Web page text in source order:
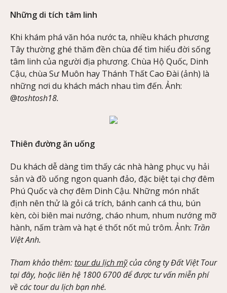
Những di tích tâm linh
Khi khám phá văn hóa nước ta, nhiều khách phương
Tây thường ghé thăm đền chùa để tìm hiểu đời sống
tâm linh của người địa phương. Chùa Hộ Quốc, Dinh
Cậu, chùa Sư Muôn hay Thánh Thất Cao Đài (ảnh) là
những nơi du khách mách nhau tìm đến. Ảnh:
@toshtosh18.
Thiên đường ăn uống
Du khách dễ dàng tìm thấy các nhà hàng phục vụ hải
sản và đồ uống ngon quanh đảo, đặc biệt tại chợ đêm
Phú Quốc và chợ đêm Dinh Cậu. Những món nhất
định nên thử là gỏi cá trích, bánh canh cá thu, bún
kèn, còi biên mai nướng, cháo nhum, nhum nướng mỡ
hành, nấm tràm và hạt é thốt nốt mủ trôm. Ảnh: Trần
Việt Anh.
Tham khảo thêm: tour du lịch mỹcủa công ty Đất Việt Tour
tại đây, hoặc liên hệ 1800 6700 để được tư vấn miễn phí
về các tour du lịch bạn nhé.